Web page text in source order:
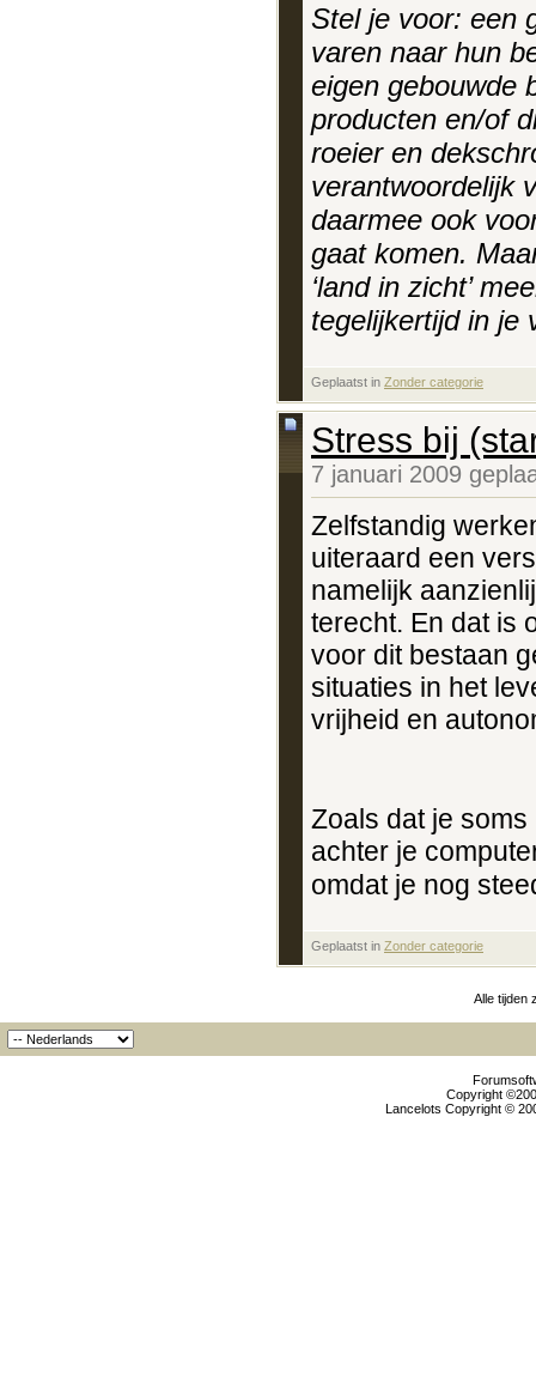
Stel je voor: een
varen naar hun
eigen gebouwde
producten en/of
roeier en
verantwoordelijk
daarmee ook
gaat komen.
‘land in zicht’
tegelijkertijd in je
Geplaatst in Zonder categorie
Stress bij
7 januari 2009
Zelfstandig
uiteraard een
namelijk
terecht. En dat is
voor dit bestaan
situaties in het
vrijheid en
Zoals dat je
achter je
omdat je nog
Geplaatst in Zonder categorie
Alle tijden
Copyright
Lancelots Copyright ©